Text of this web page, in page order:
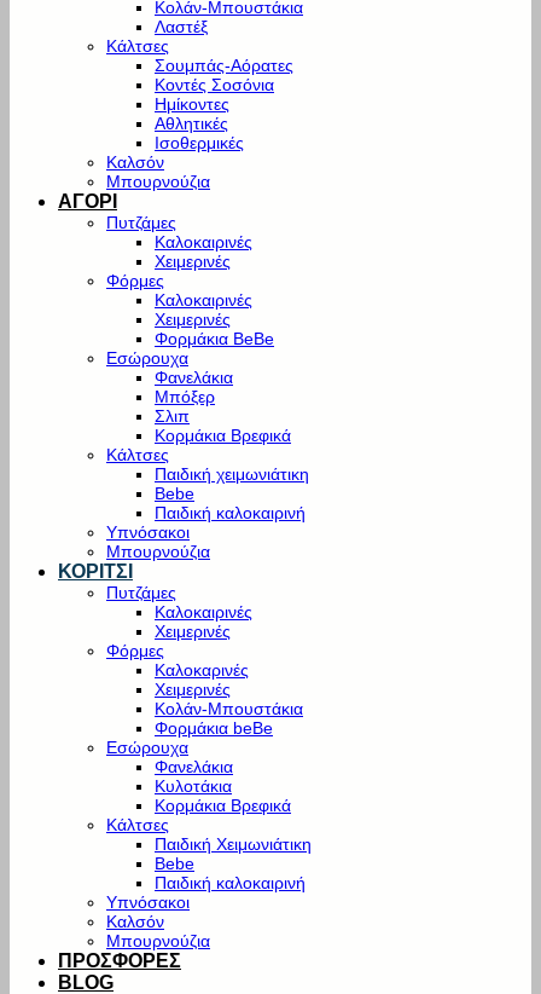
Κολάν-Μπουστάκια
Λαστέξ
Κάλτσες
Σουμπάς-Αόρατες
Κοντές Σοσόνια
Ημίκοντες
Αθλητικές
Ισοθερμικές
Καλσόν
Μπουρνούζια
ΑΓΟΡΙ
Πυτζάμες
Καλοκαιρινές
Χειμερινές
Φόρμες
Καλοκαιρινές
Χειμερινές
Φορμάκια BeBe
Εσώρουχα
Φανελάκια
Μπόξερ
Σλιπ
Κορμάκια Βρεφικά
Κάλτσες
Παιδική χειμωνιάτικη
Bebe
Παιδική καλοκαιρινή
Υπνόσακοι
Μπουρνούζια
ΚΟΡΙΤΣΙ
Πυτζάμες
Καλοκαιρινές
Χειμερινές
Φόρμες
Καλοκαρινές
Χειμερινές
Κολάν-Μπουστάκια
Φορμάκια beBe
Εσώρουχα
Φανελάκια
Κυλοτάκια
Κορμάκια Βρεφικά
Κάλτσες
Παιδική Χειμωνιάτικη
Bebe
Παιδική καλοκαιρινή
Υπνόσακοι
Καλσόν
Μπουρνούζια
ΠΡΟΣΦΟΡΕΣ
BLOG